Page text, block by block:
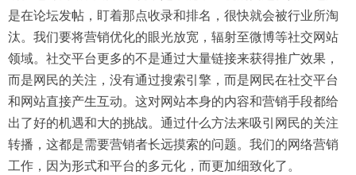
是在论坛发帖，盯着那点收录和排名，很快就会被行业所淘
汰。我们要将营销优化的眼光放宽，辐射至微博等社交网站
领域。社交平台更多的不是通过大量链接来获得推广效果，
而是网民的关注，没有通过搜索引擎，而是网民在社交平台
和网站直接产生互动。这对网站本身的内容和营销手段都给
出了好的机遇和大的挑战。通过什么方法来吸引网民的关注
转播，这都是需要营销者长远摸索的问题。我们的网络营销
工作，因为形式和平台的多元化，而更加细致化了。